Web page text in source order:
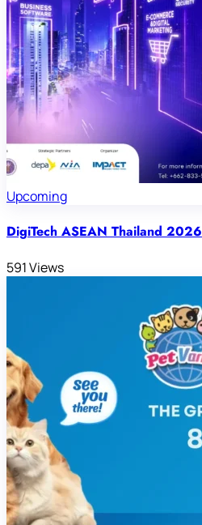
Upcoming
DigiTech ASEAN Thailand 2026
591 Views